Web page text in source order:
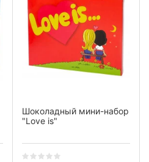
Шоколадный мини-набор
"Love is"